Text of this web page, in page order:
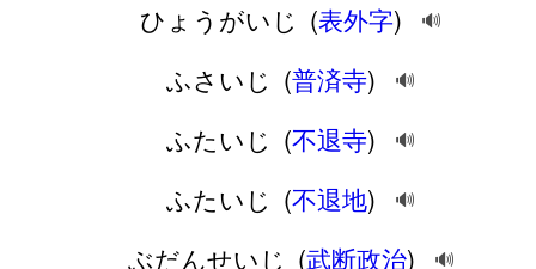
ひょうがいじ (表外字) 🔊
ふさいじ (普済寺) 🔊
ふたいじ (不退寺) 🔊
ふたいじ (不退地) 🔊
ぶだんせいじ (武断政治) 🔊